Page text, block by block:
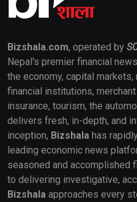
Bizshala.com, operated by
Nepal's premier financial
the economy, capital
financial institutions,
insurance, tourism, the
delivers fresh, in-depth, and
inception, Bizshala has
leading economic news
seasoned and accomplished
to delivering investigative,
Bizshala approaches every